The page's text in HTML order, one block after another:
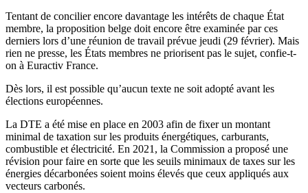
Tentant de concilier encore davantage les intérêts de chaque État
membre, la proposition belge doit encore être examinée par ces
derniers lors d’une réunion de travail prévue jeudi (29 février). Mais
rien ne presse, les États membres ne priorisent pas le sujet, confie-t-
on à Euractiv France.
Dès lors, il est possible qu’aucun texte ne soit adopté avant les
élections européennes.
La DTE a été mise en place en 2003 afin de fixer un montant
minimal de taxation sur les produits énergétiques, carburants,
combustible et électricité. En 2021, la Commission a proposé une
révision pour faire en sorte que les seuils minimaux de taxes sur les
énergies décarbonées soient moins élevés que ceux appliqués aux
vecteurs carbonés.